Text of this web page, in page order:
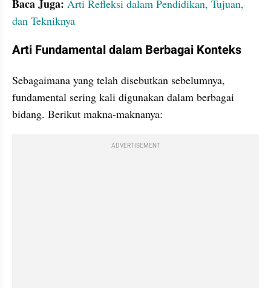
Baca Juga: Arti Refleksi dalam Pendidikan, Tujuan,
dan Tekniknya
Arti Fundamental dalam Berbagai Konteks
Sebagaimana yang telah disebutkan sebelumnya,
fundamental sering kali digunakan dalam berbagai
bidang. Berikut makna-maknanya:
ADVERTISEMENT